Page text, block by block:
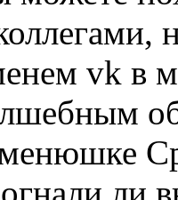
vk в